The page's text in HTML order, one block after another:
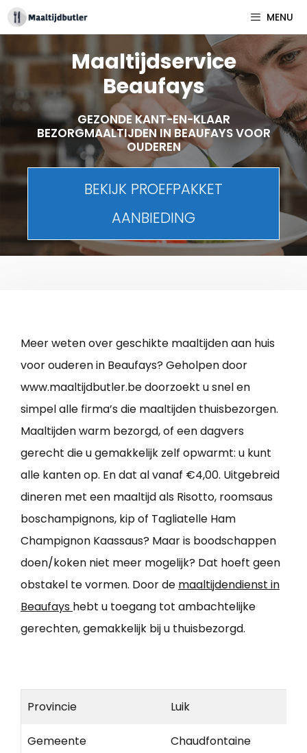
Spring
naar
inhoud
MENU
Maaltijdservice
Beaufays
GEZONDE KANT-EN-KLAAR
BEZORGMAALTIJDEN IN BEAUFAYS VOOR
OUDEREN
BEKIJK PROEFPAKKET
AANBIEDING
Meer weten over geschikte maaltijden aan huis
voor ouderen in Beaufays? Geholpen door
www.maaltijdbutler.be doorzoekt u snel en
simpel alle firma’s die maaltijden thuisbezorgen.
Maaltijden warm bezorgd, of een dagvers
gerecht die u gemakkelijk zelf opwarmt: u kunt
alle kanten op. En dat al vanaf €4,00. Uitgebreid
dineren met een maaltijd als Risotto, roomsaus
boschampignons, kip of Tagliatelle Ham
Champignon Kaassaus? Maar is boodschappen
doen/koken niet meer mogelijk? Dat hoeft geen
obstakel te vormen. Door de maaltijdendienst in
Beaufays hebt u toegang tot ambachtelijke
gerechten, gemakkelijk bij u thuisbezorgd.
Provincie Luik
Gemeente Chaudfontaine